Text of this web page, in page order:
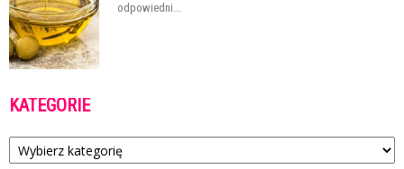
odpowiedni...
KATEGORIE
Kategorie